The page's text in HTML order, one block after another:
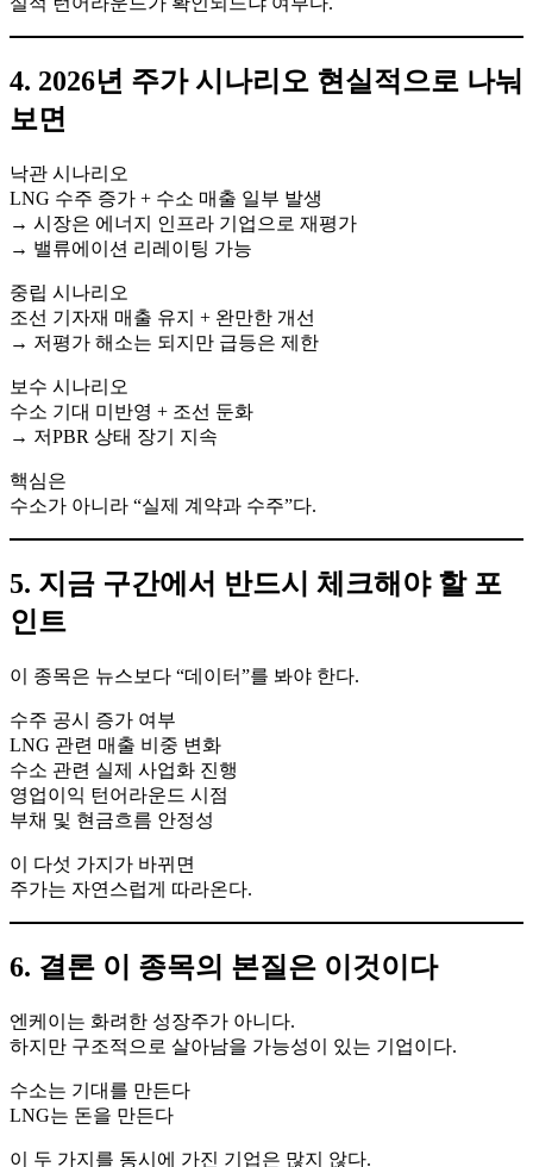
4. 2026년 주가 시나리오 현실적으로 나눠
보면
낙관 시나리오
LNG 수주 증가 + 수소 매출 일부 발생
→ 시장은 에너지 인프라 기업으로 재평가
→ 밸류에이션 리레이팅 가능
중립 시나리오
조선 기자재 매출 유지 + 완만한 개선
→ 저평가 해소는 되지만 급등은 제한
보수 시나리오
수소 기대 미반영 + 조선 둔화
→ 저PBR 상태 장기 지속
핵심은
수소가 아니라 “실제 계약과 수주”다.
5. 지금 구간에서 반드시 체크해야 할 포
인트
이 종목은 뉴스보다 “데이터”를 봐야 한다.
수주 공시 증가 여부
LNG 관련 매출 비중 변화
수소 관련 실제 사업화 진행
영업이익 턴어라운드 시점
부채 및 현금흐름 안정성
이 다섯 가지가 바뀌면
주가는 자연스럽게 따라온다.
6. 결론 이 종목의 본질은 이것이다
엔케이는 화려한 성장주가 아니다.
하지만 구조적으로 살아남을 가능성이 있는 기업이다.
수소는 기대를 만든다
LNG는 돈을 만든다
이 두 가지를 동시에 가진 기업은 많지 않다.